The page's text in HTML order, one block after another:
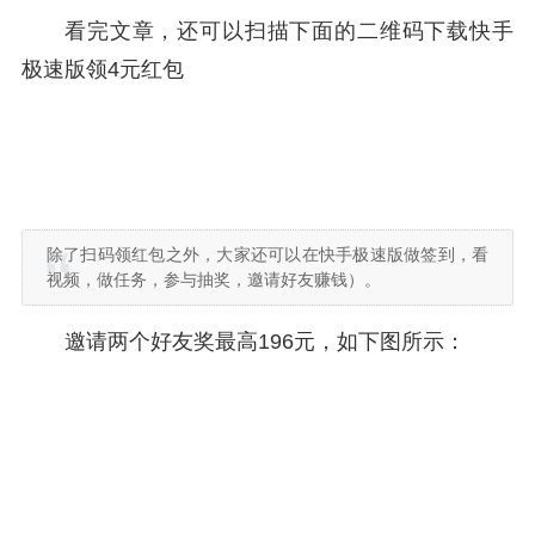
看完文章，还可以扫描下面的二维码下载快手
极速版领4元红包
除了扫码领红包之外，大家还可以在快手极速版做签到，看
视频，做任务，参与抽奖，邀请好友赚钱）。
邀请两个好友奖最高196元，如下图所示：